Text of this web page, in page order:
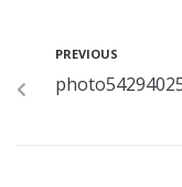
PREVIOUS